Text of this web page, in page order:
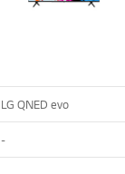
LG QNED evo
-